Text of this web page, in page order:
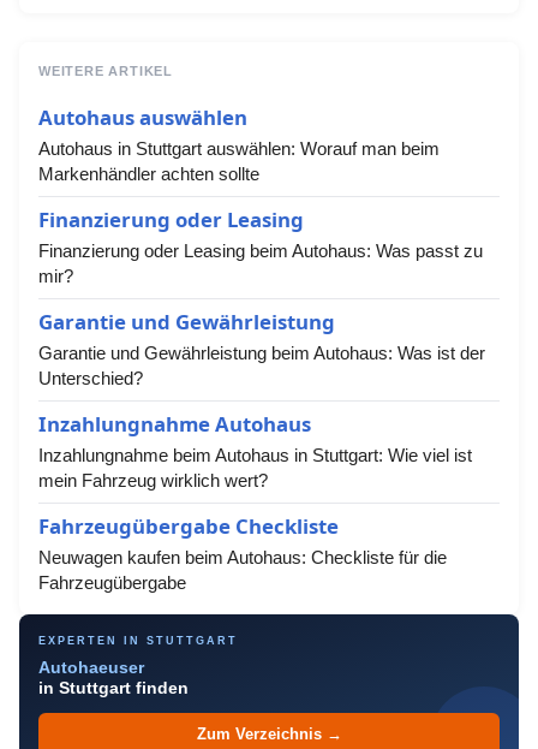
WEITERE ARTIKEL
Autohaus auswählen
Autohaus in Stuttgart auswählen: Worauf man beim
Markenhändler achten sollte
Finanzierung oder Leasing
Finanzierung oder Leasing beim Autohaus: Was passt zu
mir?
Garantie und Gewährleistung
Garantie und Gewährleistung beim Autohaus: Was ist der
Unterschied?
Inzahlungnahme Autohaus
Inzahlungnahme beim Autohaus in Stuttgart: Wie viel ist
mein Fahrzeug wirklich wert?
Fahrzeugübergabe Checkliste
Neuwagen kaufen beim Autohaus: Checkliste für die
Fahrzeugübergabe
EXPERTEN IN STUTTGART
Autohaeuser
in Stuttgart finden
Zum Verzeichnis →